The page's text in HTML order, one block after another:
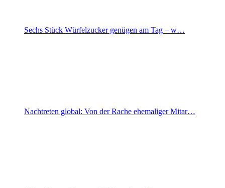
Sechs Stück Würfelzucker genügen am Tag – w…
Nachtreten global: Von der Rache ehemaliger Mitar…